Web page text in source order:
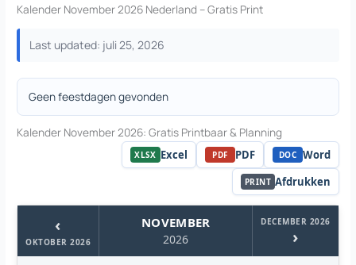
Kalender November 2026 Nederland – Gratis Print
Last updated: juli 25, 2026
Geen feestdagen gevonden
Kalender November 2026: Gratis Printbaar & Planning
XLSX Excel PDF PDF DOC Word
PRINT Afdrukken
‹
OKTOBER 2026
NOVEMBER
2026
DECEMBER 2026
›